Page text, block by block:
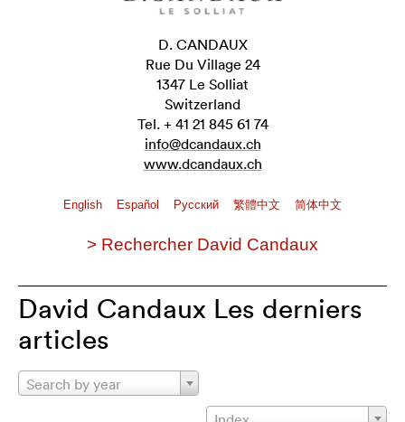
D. CANDAUX
Rue Du Village 24
1347 Le Solliat
Switzerland
Tel. + 41 21 845 61 74
info@dcandaux.ch
www.dcandaux.ch
English Español Pусский 繁體中文 简体中文
> Rechercher David Candaux
David Candaux Les derniers
articles
Search by year